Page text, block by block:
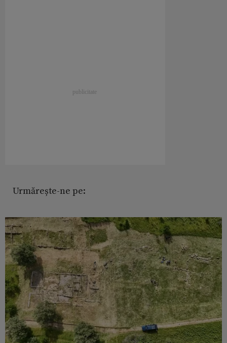
Urmărește-ne pe: